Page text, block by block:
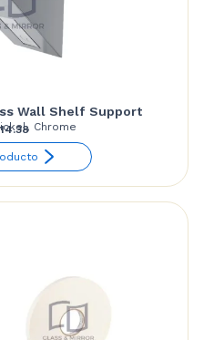
Wall Shelf Support
Chrome